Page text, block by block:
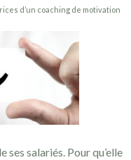
d’un coaching de motivation
ses salariés. Pour qu’elle